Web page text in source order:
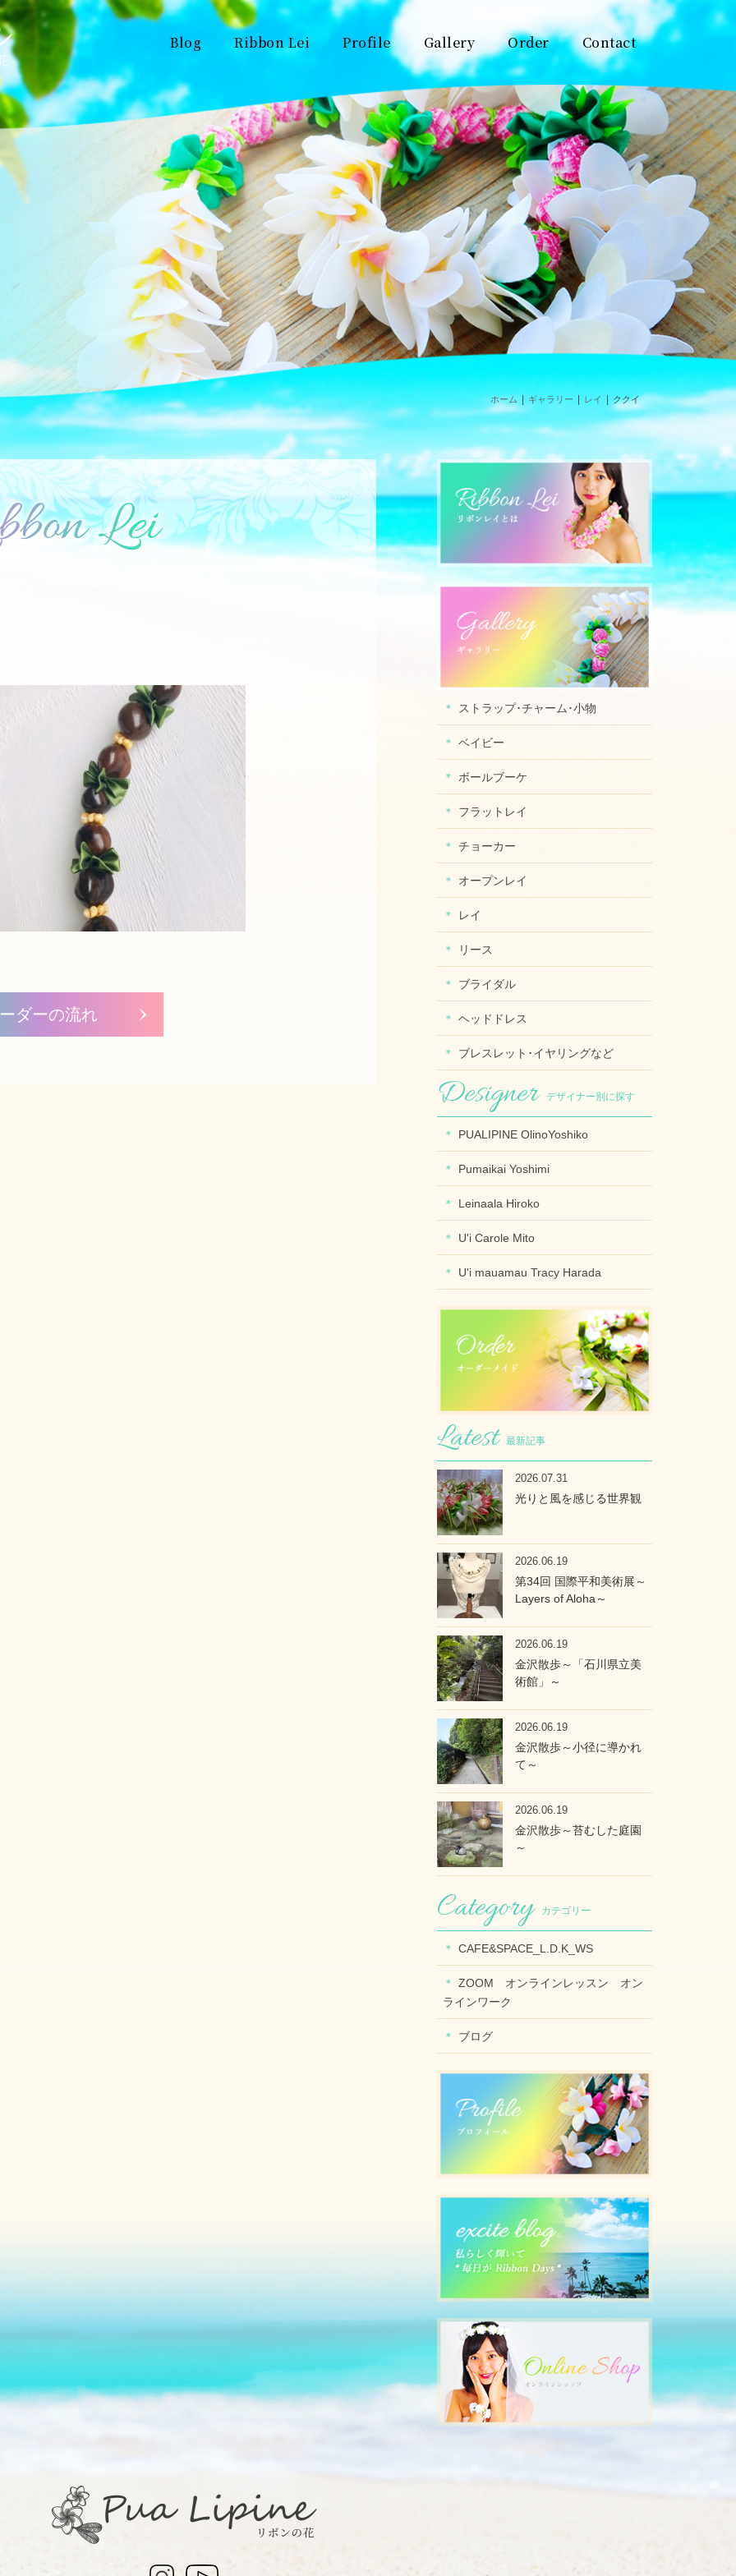
Blog Ribbon Lei Profile Gallery Order Contact
ホーム ギャラリー レイ ククイ
ダーの流れ
ストラップ･チャーム･小物
ベイビー
ボールブーケ
フラットレイ
チョーカー
オープンレイ
レイ
リース
ブライダル
ヘッドドレス
ブレスレット･イヤリングなど
デザイナー別に探す
PUALIPINE OlinoYoshiko
Pumaikai Yoshimi
Leinaala Hiroko
U'i Carole Mito
U'i mauamau Tracy Harada
最新記事
光りと風を感じる世界観
2026.07.31
第34回 国際平和美術展～
Layers of Aloha～
2026.06.19
金沢散歩～「石川県立美
術館」～
2026.06.19
金沢散歩～小径に導かれ
て～
2026.06.19
金沢散歩～苔むした庭園
～
2026.06.19
カテゴリー
CAFE&SPACE_L.D.K_WS
ZOOM オンラインレッスン オン
ラインワーク
ブログ